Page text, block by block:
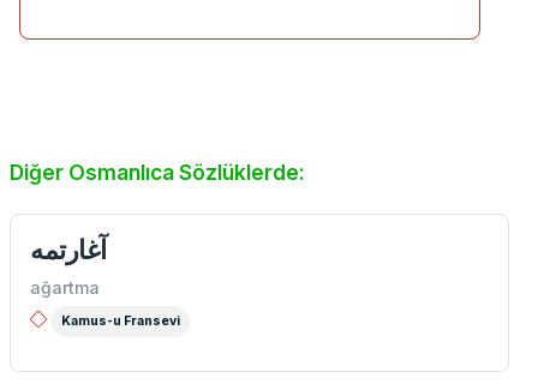
Diğer Osmanlıca Sözlüklerde:
آغارتمه
ağartma
Kamus-u Fransevi